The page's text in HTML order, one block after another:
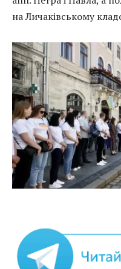
на Личаківському